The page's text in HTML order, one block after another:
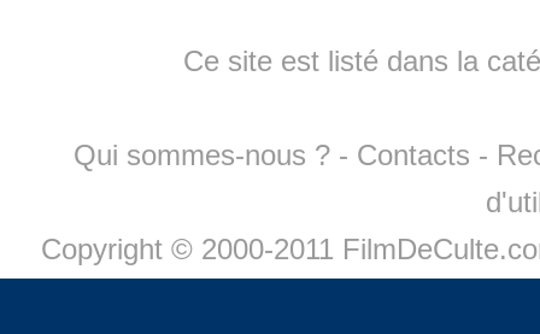
Ce site est listé dans la
Qui sommes-nous ? - Contacts -
Copyright © 2000-2011